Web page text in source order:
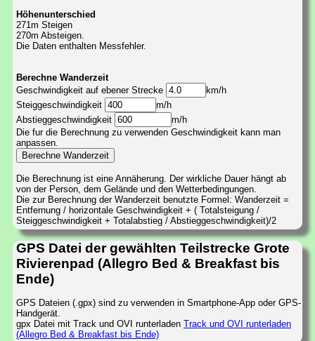
Höhenunterschied
271m Steigen
270m Absteigen.
Die Daten enthalten Messfehler.
Berechne Wanderzeit
Geschwindigkeit auf ebener Strecke
km/h
Steiggeschwindigkeit
m/h
Abstieggeschwindigkeit
m/h
Die fur die Berechnung zu verwenden Geschwindigkeit kann man
anpassen.
Die Berechnung ist eine Annäherung. Der wirkliche Dauer hängt ab
von der Person, dem Gelände und den Wetterbedingungen.
Die zur Berechnung der Wanderzeit benutzte Formel: Wanderzeit =
Entfernung / horizontale Geschwindigkeit + ( Totalsteigung /
Steiggeschwindigkeit + Totalabstieg / Abstieggeschwindigkeit)/2
GPS Datei der gewählten Teilstrecke Grote
Rivierenpad (Allegro Bed & Breakfast bis
Ende)
GPS Dateien (.gpx) sind zu verwenden in Smartphone-App oder GPS-
Handgerät.
gpx Datei mit Track und OVI runterladen Track und OVI runterladen
(Allegro Bed & Breakfast bis Ende)